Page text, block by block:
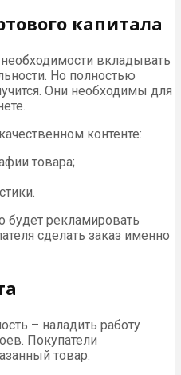
капитала
вкладывать
Но полностью
Они необходимы для
контенте:
товара;
будет рекламировать
сделать заказ именно
– наладить работу
Покупатели
товар.